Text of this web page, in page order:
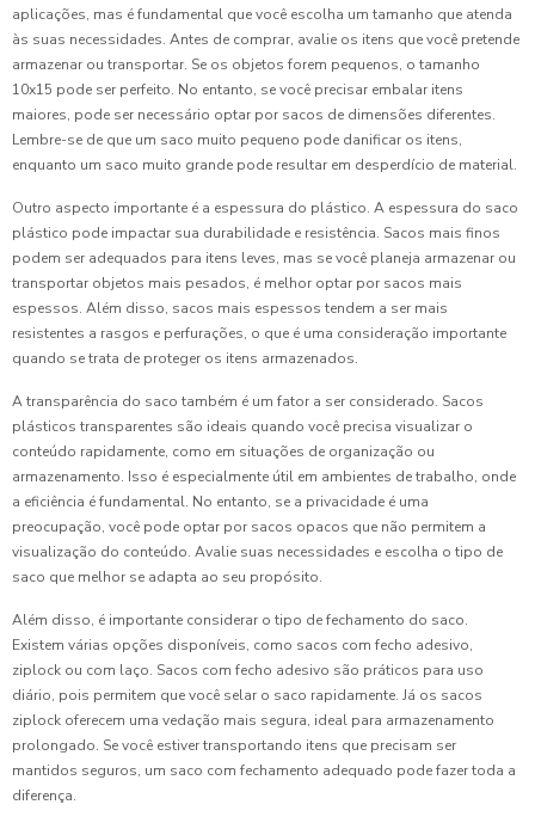
aplicações, mas é fundamental que você escolha um tamanho que atenda
às suas necessidades. Antes de comprar, avalie os itens que você pretende
armazenar ou transportar. Se os objetos forem pequenos, o tamanho
10x15 pode ser perfeito. No entanto, se você precisar embalar itens
maiores, pode ser necessário optar por sacos de dimensões diferentes.
Lembre-se de que um saco muito pequeno pode danificar os itens,
enquanto um saco muito grande pode resultar em desperdício de material.
Outro aspecto importante é a espessura do plástico. A espessura do saco
plástico pode impactar sua durabilidade e resistência. Sacos mais finos
podem ser adequados para itens leves, mas se você planeja armazenar ou
transportar objetos mais pesados, é melhor optar por sacos mais
espessos. Além disso, sacos mais espessos tendem a ser mais
resistentes a rasgos e perfurações, o que é uma consideração importante
quando se trata de proteger os itens armazenados.
A transparência do saco também é um fator a ser considerado. Sacos
plásticos transparentes são ideais quando você precisa visualizar o
conteúdo rapidamente, como em situações de organização ou
armazenamento. Isso é especialmente útil em ambientes de trabalho, onde
a eficiência é fundamental. No entanto, se a privacidade é uma
preocupação, você pode optar por sacos opacos que não permitem a
visualização do conteúdo. Avalie suas necessidades e escolha o tipo de
saco que melhor se adapta ao seu propósito.
Além disso, é importante considerar o tipo de fechamento do saco.
Existem várias opções disponíveis, como sacos com fecho adesivo,
ziplock ou com laço. Sacos com fecho adesivo são práticos para uso
diário, pois permitem que você selar o saco rapidamente. Já os sacos
ziplock oferecem uma vedação mais segura, ideal para armazenamento
prolongado. Se você estiver transportando itens que precisam ser
mantidos seguros, um saco com fechamento adequado pode fazer toda a
diferença.